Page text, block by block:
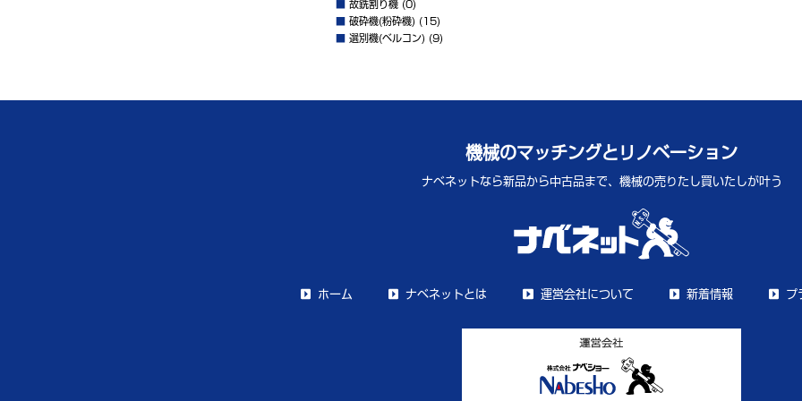
故銑割り機(0)
破砕機(粉砕機) (15)
選別機(ベルコン) (9)
機械のマッチングとリノベーション
ナベネットなら新品から中古品まで、 機械の売りたし買いたしが叶う
ホーム ナベネットとは 運営会社について 新着情報 プ